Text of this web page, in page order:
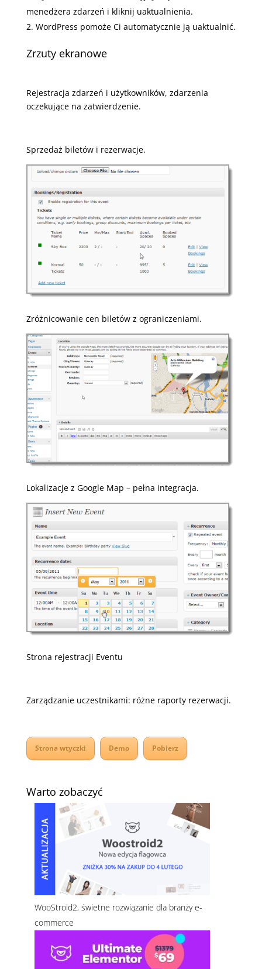
menedżera zdarzeń i kliknij uaktualnienia.
WordPress pomoże Ci automatycznie ją uaktualnić.
Zrzuty ekranowe
Rejestracja zdarzeń i użytkowników, zdarzenia
oczekujące na zatwierdzenie.
Sprzedaż biletów i rezerwacje.
Zróżnicowanie cen biletów z ograniczeniami.
Lokalizacje z Google Map – pełna integracja.
Strona rejestracji Eventu
Zarządzanie uczestnikami: różne raporty rezerwacji.
Strona wtyczki Demo Pobierz
Warto zobaczyć
WooStroid2, świetne rozwiązanie dla branży e-
commerce